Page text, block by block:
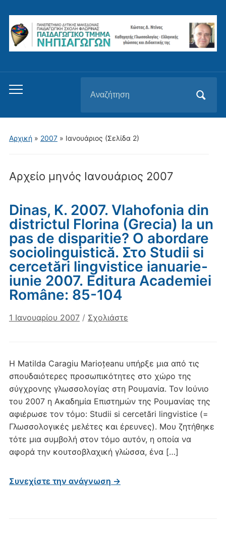
Εναλλαγή
μενού
για
για:
Αρχική» 2007» Ιανουάριος (Σελίδα 2)
Αρχείο μηνός Ιανουάριος 2007
Dinas, K. 2007. Vlahofonia din
districtul Florina (Grecia) la un
pas de disparitie? O abordare
sociolinguistică. Στο Studii si
cercetări lingvistice ianuarie-
iunie 2007. Editura Academiei
Române: 85-104
1 Ιανουαρίου 2007 / Σχολιάστε
Η Matilda Caragiu Marioțeanu υπήρξε μια από τις
σπουδαιότερες προσωπικότητες στο χώρο της
σύγχρονης γλωσσολογίας στη Ρουμανία. Τον Ιούνιο
του 2007 η Ακαδημία Επιστημών της Ρουμανίας της
αφιέρωσε τον τόμο: Studii si cercetări lingvistice (=
Γλωσσολογικές μελέτες και έρευνες). Μου ζητήθηκε
τότε μια συμβολή στον τόμο αυτόν, η οποία να
αφορά την κουτσοβλαχική γλώσσα, ένα […]
Συνεχίστε την ανάγνωση →